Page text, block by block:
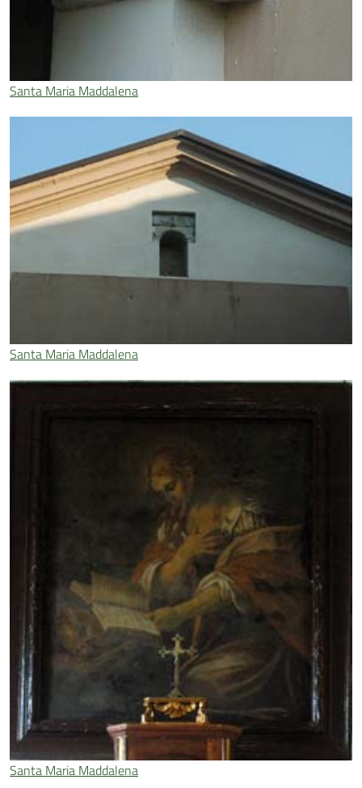
Santa Maria Maddalena
Santa Maria Maddalena
Santa Maria Maddalena